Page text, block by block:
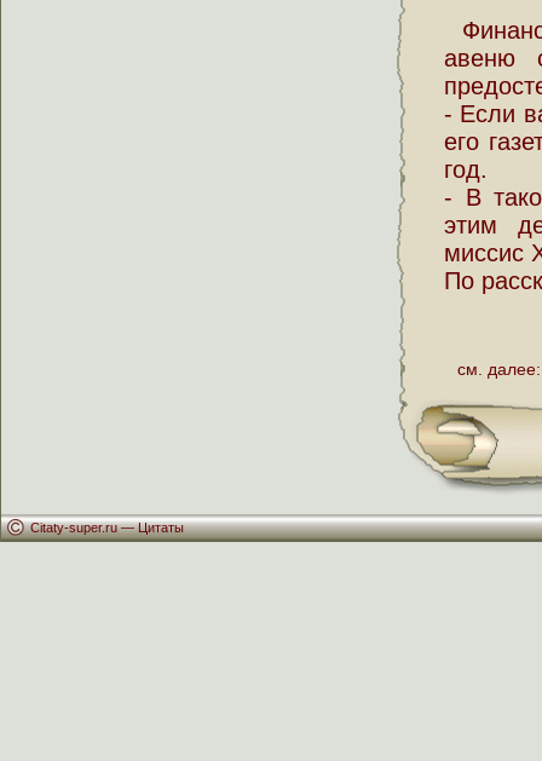
авеню
- Если
его
год.
- В
этим
миссис
По
см. далее:
Citaty-super.ru —Цитаты